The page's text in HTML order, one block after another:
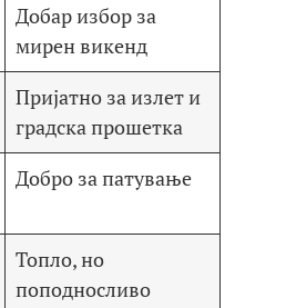
Добар избор за
мирен викенд
Пријатно за излет и
градска прошетка
Добро за патување
Топло, но
поподносливо